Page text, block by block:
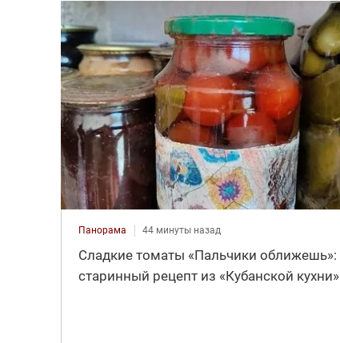
Панорама 44 минуты назад
Сладкие томаты «Пальчики оближешь»:
старинный рецепт из «Кубанской кухни»